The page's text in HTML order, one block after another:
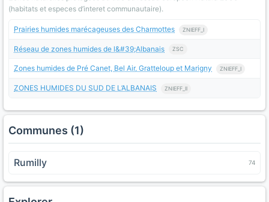
(habitats et especes d’interet communautaire).
Prairies humides marécageuses des Charmottes ZNIEFF_I
Réseau de zones humides de l&#39;Albanais ZSC
Zones humides de Pré Canet, Bel Air, Gratteloup et Marigny ZNIEFF_I
ZONES HUMIDES DU SUD DE L’ALBANAIS ZNIEFF_II
Communes (1)
Rumilly 74